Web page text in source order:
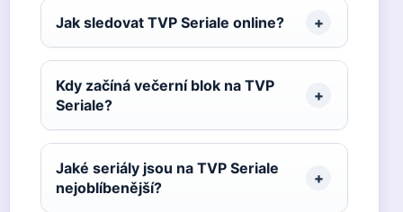
Jak sledovat TVP Seriale online?
Kdy začíná večerní blok na TVP
Seriale?
Jaké seriály jsou na TVP Seriale
nejoblíbenější?